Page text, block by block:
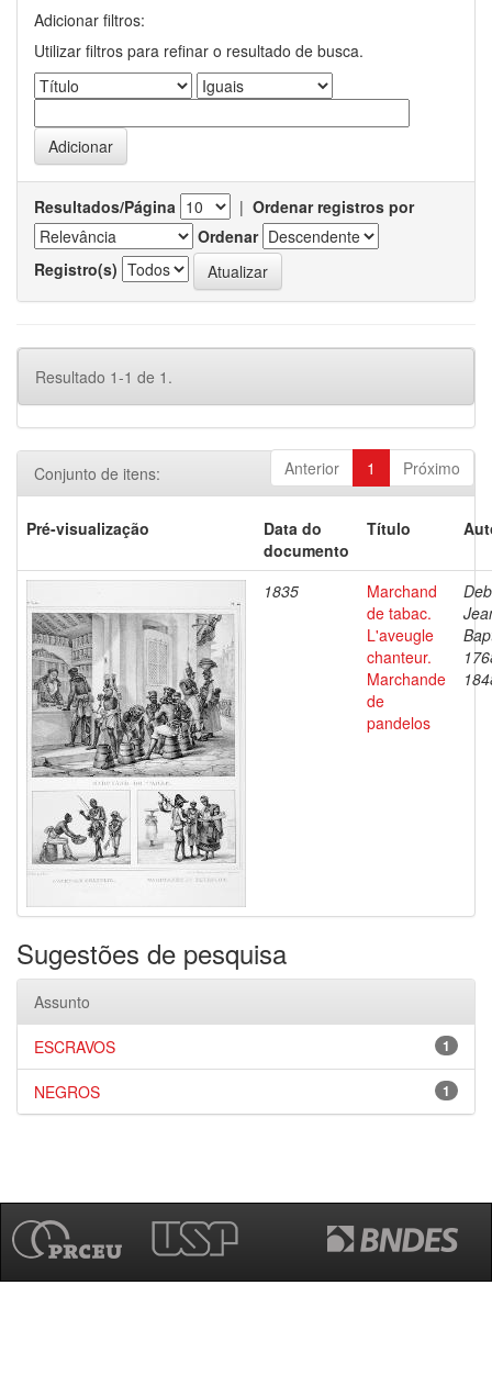
Adicionar filtros:
Utilizar filtros para refinar o resultado de busca.
Resultados/Página | Ordenar registros por
Ordenar
Registro(s)
Resultado 1-1 de 1.
Anterior 1 Próximo
Conjunto de itens:
Pré-visualização
Data do
documento
Título
1835
Marchand
de tabac.
L'aveugle
chanteur.
Marchande
de
pandelos
Sugestões de pesquisa
Assunto
1
ESCRAVOS
1
NEGROS